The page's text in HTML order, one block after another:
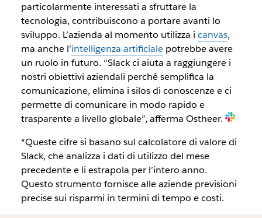
particolarmente interessati a sfruttare la
tecnologia, contribuiscono a portare avanti lo
sviluppo. L’azienda al momento utilizza i canvas,
ma anche l’intelligenza artificialepotrebbe avere
un ruolo in futuro. “Slack ci aiuta a raggiungere i
nostri obiettivi aziendali perché semplifica la
comunicazione, elimina i silos di conoscenze e ci
permette di comunicare in modo rapido e
trasparente a livello globale”, afferma Ostheer.
*Queste cifre si basano sul calcolatore di valore di
Slack, che analizza i dati di utilizzo del mese
precedente e li estrapola per l’intero anno.
Questo strumento fornisce alle aziende previsioni
precise sui risparmi in termini di tempo e costi.